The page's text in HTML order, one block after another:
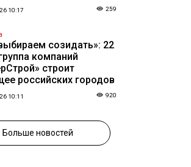
10:17 259
созидать»: 22
компаний
строит
российских городов
10:11 920
Больше новостей